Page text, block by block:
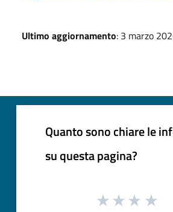
Ultimo aggiornamento: 3 marzo
Quanto sono chiare le
su questa pagina?